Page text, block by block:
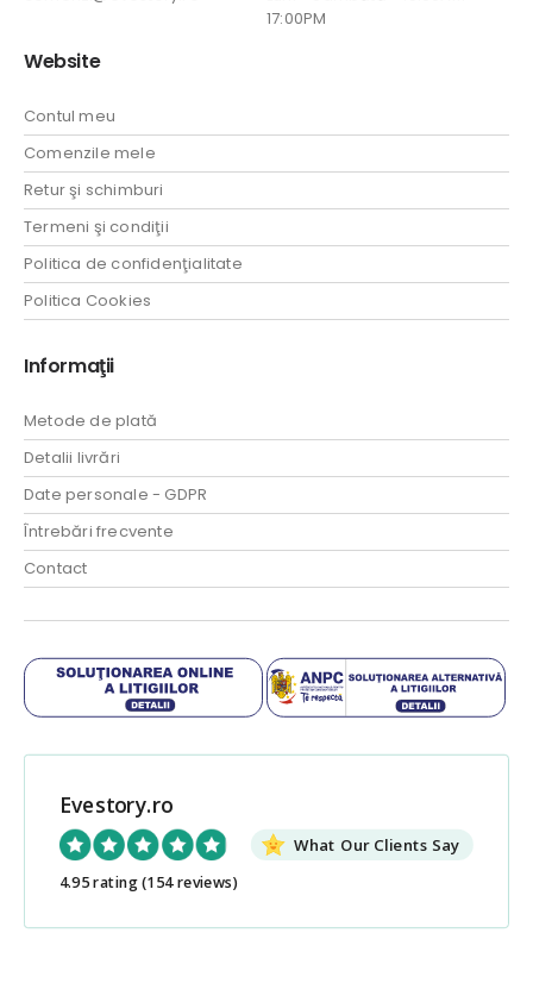
17:00PM
Website
Contul meu
Comenzile mele
Retur şi schimburi
Termeni şi condiţii
Politica de confidenţialitate
Politica Cookies
Informaţii
Metode de plată
Detalii livrări
Date personale - GDPR
Întrebări frecvente
Contact
Evestory.ro
What Our Clients Say
4.95 rating(154 reviews)